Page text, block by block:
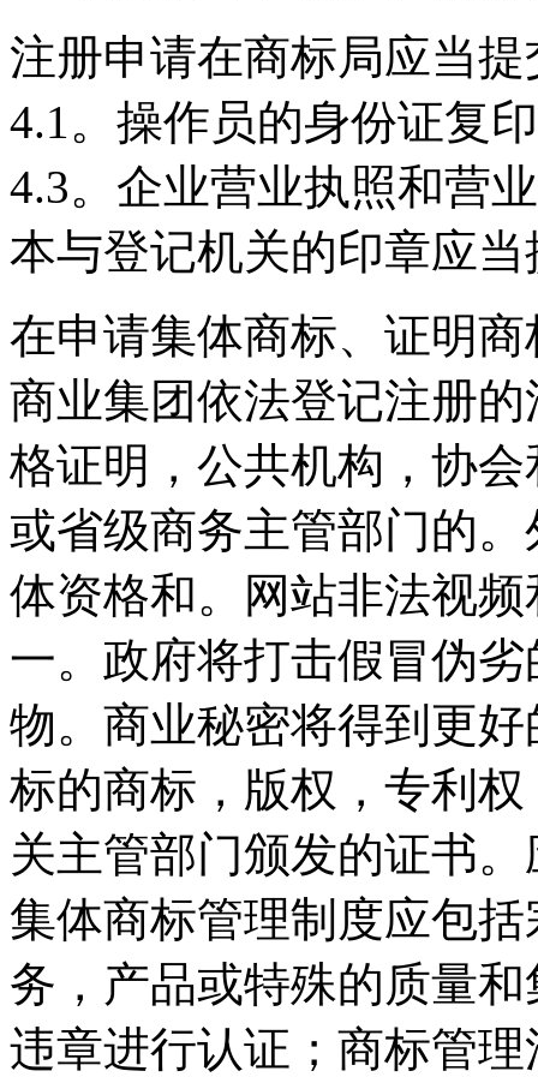
注册申请在商标局应当
4.1。操作员的身份证复
4.3。企业营业执照和营
本与登记机关的印章应
在申请集体商标、证明
商业集团依法登记注册
格证明，公共机构，协
或省级商务主管部门的
体资格和。网站非法视
一。政府将打击假冒伪
物。商业秘密将得到更
标的商标，版权，专利
关主管部门颁发的证书
集体商标管理制度应包
务，产品或特殊的质量
违章进行认证；商标管